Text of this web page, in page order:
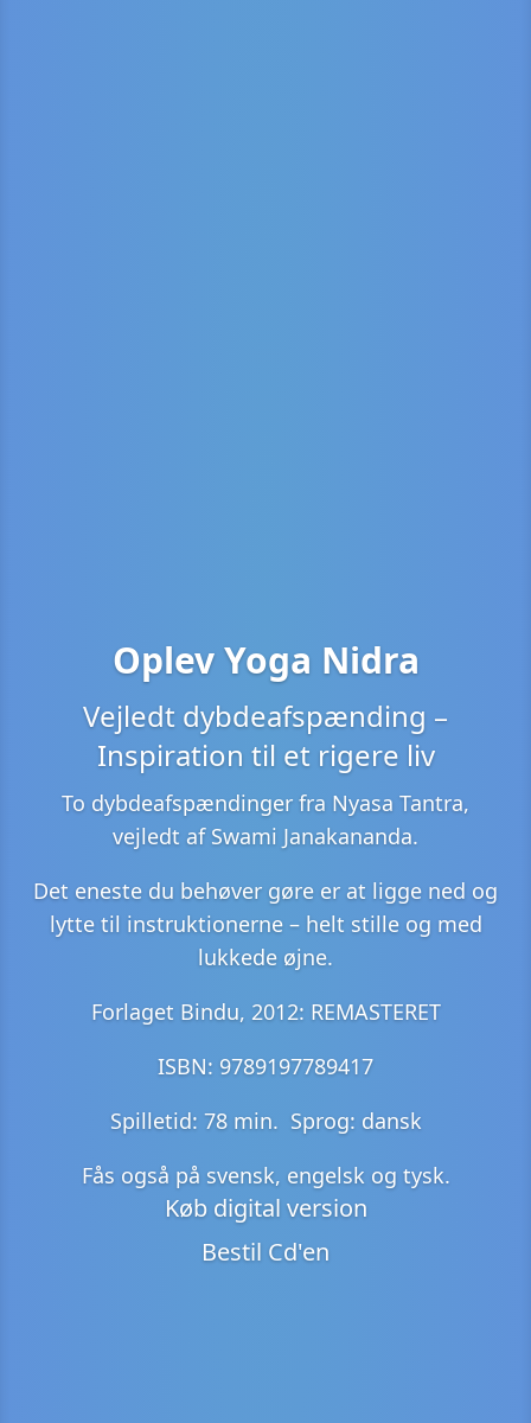
Oplev Yoga Nidra
Vejledt dybdeafspænding –
Inspiration til et rigere liv
To dybdeafspændinger fra Nyasa Tantra,
vejledt af Swami Janakananda.
Det eneste du behøver gøre er at ligge ned og
lytte til instruktionerne – helt stille og med
lukkede øjne.
Forlaget Bindu, 2012: REMASTERET
ISBN: 9789197789417
Spilletid: 78 min. Sprog: dansk
Fås også på svensk, engelsk og tysk.
Køb digital version
Bestil Cd'en